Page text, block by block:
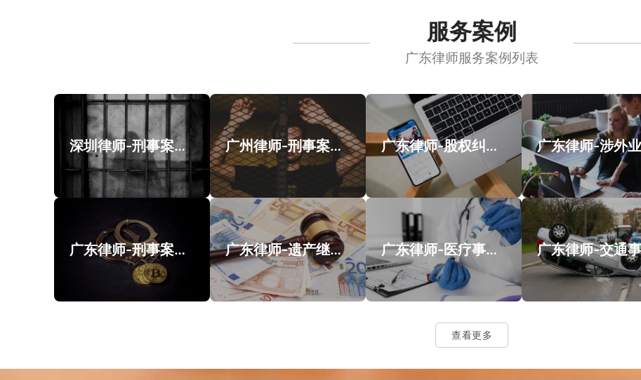
服务案例
广东律师服务案例列表
深圳律师-刑事案件案例 广州律师-刑事案件案例 广东律师-股权纠纷类案件案例
广东律师-刑事案件类案例 广东律师-遗产继承类案件案例 广东律师-医疗事故类案件案例
查看更多